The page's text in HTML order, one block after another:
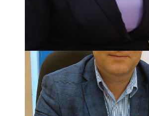
ТРОЯНОВА ОЛЬГА
Заведующий
Отделение стационарного
ежедневно с 9.00 до 16.00, тел. 8